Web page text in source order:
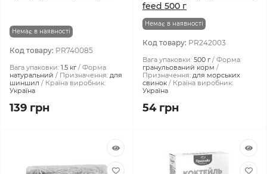
Немає в наявності
Код товару: PR740085
Вага упаковки: 1.5 кг
Форма:
натуральний
Призначення: для
шиншил
Країна виробник:
Україна
139 грн
feed 500 г
Немає в наявності
Код товару: PR242003
Вага упаковки: 500 г
Форма:
гранульований корм
Призначення: для морських
свинок
Країна виробник:
Україна
54 грн